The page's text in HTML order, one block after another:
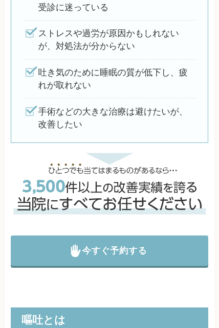
受診に迷っている
ストレスや過労が原因かもしれない
が、対処法が分からない
吐き気のために睡眠の質が低下し、疲
れが取れない
手術などの大きな治療は避けたいが、
改善したい
今すぐ予約する
嘔吐とは